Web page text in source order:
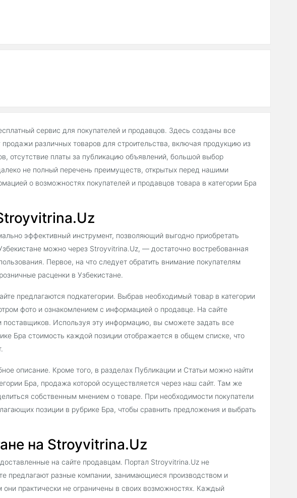
сервис для покупателей и продавцов. Здесь созданы все
различных товаров для строительства, включая продукцию из
отсутствие платы за публикацию объявлений, большой выбор
не полный перечень преимуществ, открытых перед нашими
о возможностях покупателей и продавцов товара в категории Бра
эффективный инструмент, позволяющий выгодно приобретать
можно через Stroyvitrina.Uz, — достаточно востребованная
Первое, на что следует обратить внимание покупателям
расценки в Узбекистане.
предлагаются подкатегории. Выбрав необходимый товар в категории
фото и ознакомлением с информацией о продавце. На сайте
поставщиков. Используя эту информацию, вы сможете задать все
Бра стоимость каждой позиции отображается в общем списке, что
описание. Кроме того, в разделах Публикации и Статьи можно найти
Бра, продажа которой осуществляется через наш сайт. Там же
собственным мнением о товаре. При необходимости покупатели
позиции в рубрике Бра, чтобы сравнить предложения и выбрать
на Stroyvitrina.Uz
на сайте продавцам. Портал Stroyvitrina.Uz не
предлагают разные компании, занимающиеся производством и
они практически не ограничены в своих возможностях. Каждый